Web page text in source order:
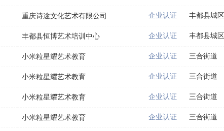
重庆诗途文化艺术有限公司 企业认证 丰都县城区
丰都县恒博艺术培训中心 企业认证 丰都县城区
小米粒星耀艺术教育 企业认证 三合街道
小米粒星耀艺术教育 企业认证 三合街道
小米粒星耀艺术教育 企业认证 三合街道
小米粒星耀艺术教育 企业认证 三合街道